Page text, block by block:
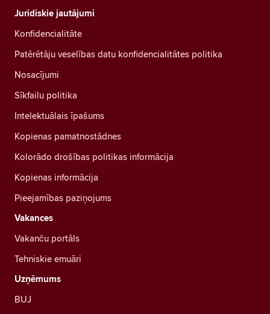
Juridiskie jautājumi
Konfidencialitāte
Patērētāju veselības datu konfidencialitātes politika
Nosacījumi
Sīkfailu politika
Intelektuālais īpašums
Kopienas pamatnostādnes
Kolorādo drošības politikas informācija
Kopienas informācija
Pieejamības paziņojums
Vakances
Vakanču portāls
Tehniskie emuāri
Uzņēmums
BUJ